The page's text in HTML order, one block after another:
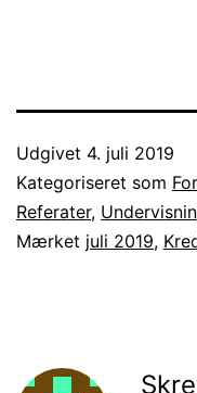
Udgivet 4. juli 2019
Kategoriseret som
Referater,
Mærket juli 2019,